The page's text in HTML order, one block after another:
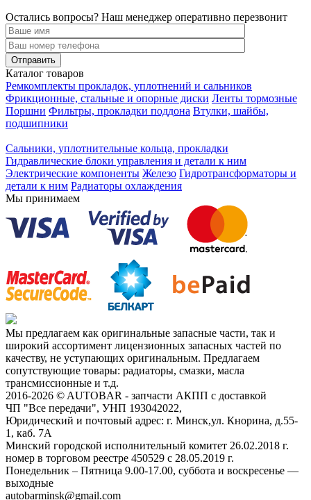
Остались вопросы? Наш менеджер оперативно перезвонит
Каталог товаров
Ремкомплекты прокладок, уплотнений и сальников
Фрикционные, стальные и опорные диски Ленты тормозные
Поршни Фильтры, прокладки поддона Втулки, шайбы,
подшипники
Сальники, уплотнительные кольца, прокладки
Гидравлические блоки управления и детали к ним
Электрические компоненты Железо Гидротрансформаторы и
детали к ним Радиаторы охлаждения
Мы принимаем
Мы предлагаем как оригинальные запасные части, так и
широкий ассортимент лицензионных запасных частей по
качеству, не уступающих оригинальным. Предлагаем
сопутствующие товары: радиаторы, смазки, масла
трансмиссионные и т.д.
2016-2026 © AUTOBAR - запчасти АКПП с доставкой
ЧП "Все передачи", УНП 193042022,
Юридический и почтовый адрес: г. Минск,ул. Кнорина, д.55-
1, каб. 7А
Минский городской исполнительный комитет 26.02.2018 г.
номер в торговом реестре 450529 с 28.05.2019 г.
Понедельник – Пятница 9.00-17.00, суббота и воскресенье —
выходные
autobarminsk@gmail.com